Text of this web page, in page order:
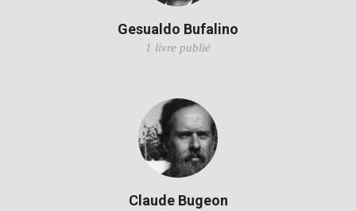
Gesualdo Bufalino
1 livre publié
Claude Bugeon